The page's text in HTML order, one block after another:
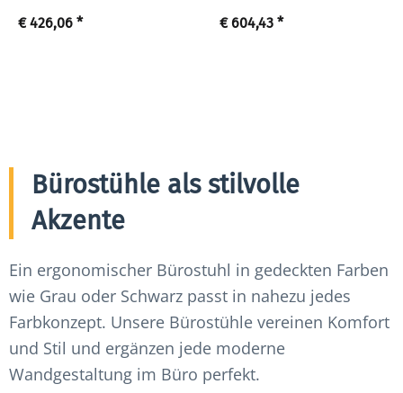
€ 426,06 * € 604,43 *
Bürostühle als stilvolle
Akzente
Ein ergonomischer Bürostuhl in gedeckten Farben
wie Grau oder Schwarz passt in nahezu jedes
Farbkonzept. Unsere Bürostühle vereinen Komfort
und Stil und ergänzen jede moderne
Wandgestaltung im Büro perfekt.